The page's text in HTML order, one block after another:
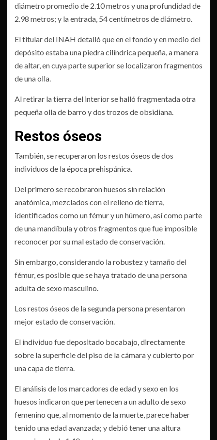
diámetro promedio de 2.10 metros y una profundidad de
2.98 metros; y la entrada, 54 centímetros de diámetro.
El titular del INAH detalló que en el fondo y en medio del
depósito estaba una piedra cilíndrica pequeña, a manera
de altar, en cuya parte superior se localizaron fragmentos
de una olla.
Al retirar la tierra del interior se halló fragmentada otra
pequeña olla de barro y dos trozos de obsidiana.
Restos óseos
También, se recuperaron los restos óseos de dos
individuos de la época prehispánica.
Del primero se recobraron huesos sin relación
anatómica, mezclados con el relleno de tierra,
identificados como un fémur y un húmero, así como parte
de una mandíbula y otros fragmentos que fue imposible
reconocer por su mal estado de conservación.
Sin embargo, considerando la robustez y tamaño del
fémur, es posible que se haya tratado de una persona
adulta de sexo masculino.
Los restos óseos de la segunda persona presentaron
mejor estado de conservación.
El individuo fue depositado bocabajo, directamente
sobre la superficie del piso de la cámara y cubierto por
una capa de tierra.
El análisis de los marcadores de edad y sexo en los
huesos indicaron que pertenecen a un adulto de sexo
femenino que, al momento de la muerte, parece haber
tenido una edad avanzada; y debió tener una altura